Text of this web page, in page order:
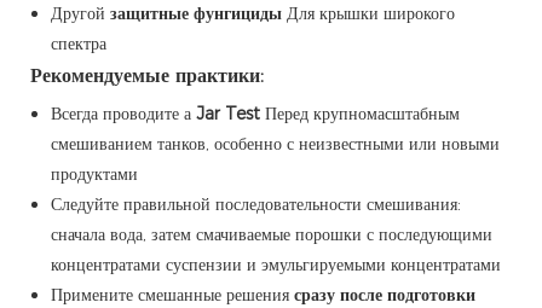
Другой защитные фунгициды Для крышки широкого
спектра
Рекомендуемые практики:
Всегда проводите а Jar Test Перед крупномасштабным
смешиванием танков, особенно с неизвестными или новыми
продуктами
Следуйте правильной последовательности смешивания:
сначала вода, затем смачиваемые порошки с последующими
концентратами суспензии и эмульгируемыми концентратами
Примените смешанные решения сразу после подготовки